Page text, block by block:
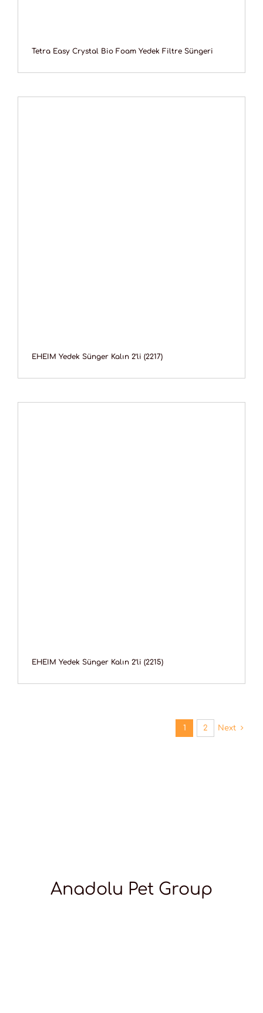
Tetra Easy Crystal Bio Foam Yedek Filtre Süngeri
EHEIM Yedek Sünger Kalın 2’li (2217)
EHEIM Yedek Sünger Kalın 2’li (2215)
1 2 Next
Anadolu Pet Group